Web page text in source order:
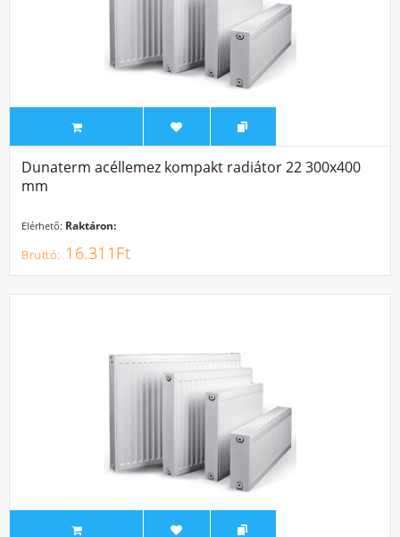
Dunaterm acéllemez kompakt radiátor 22 300x400
mm
Elérhető: Raktáron:
16.311Ft